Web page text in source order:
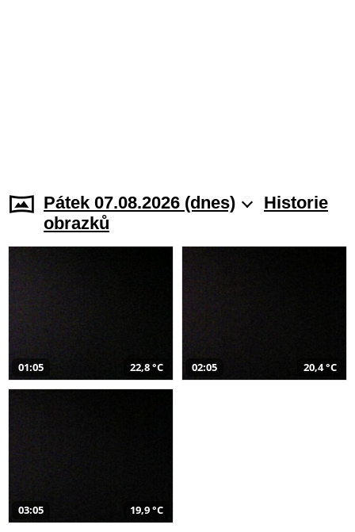
Pátek 07.08.2026 (dnes)
Historie
obrazků
01:05 22,8 °C 02:05 20,4 °C
03:05 19,9 °C